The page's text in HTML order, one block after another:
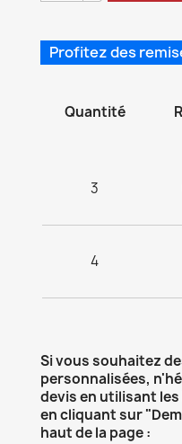
Profitez des
Quantité
3
4
Si vous souhaitez
personnalisées,
devis en utilisant
en cliquant sur
haut de la page :